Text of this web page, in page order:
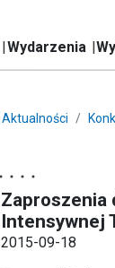
Wydarzenia
Aktualności
Zaproszenia
Intensywnej
2015-09-18